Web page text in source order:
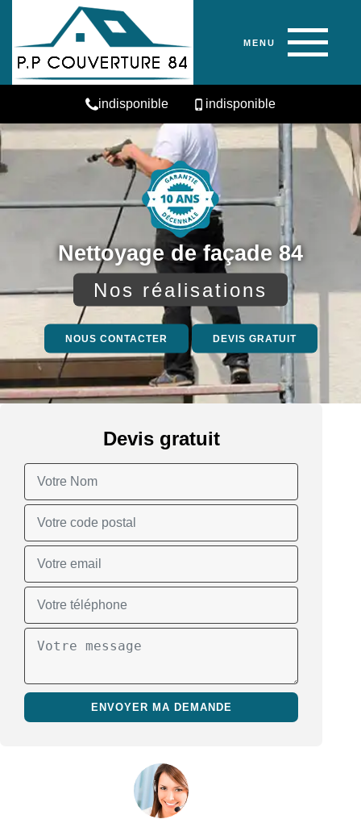
MENU
indisponible indisponible
Nettoyage de façade 84
Nos réalisations
NOUS CONTACTER DEVIS GRATUIT
Devis gratuit